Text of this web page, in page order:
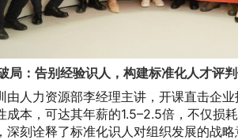
局：告别经验识人，构建标准化人才评
由人力资源部李经理主讲，开课直击企
成本，可达其年薪的1.5–2.5倍，不仅损
深刻诠释了标准化识人对组织发展的战略